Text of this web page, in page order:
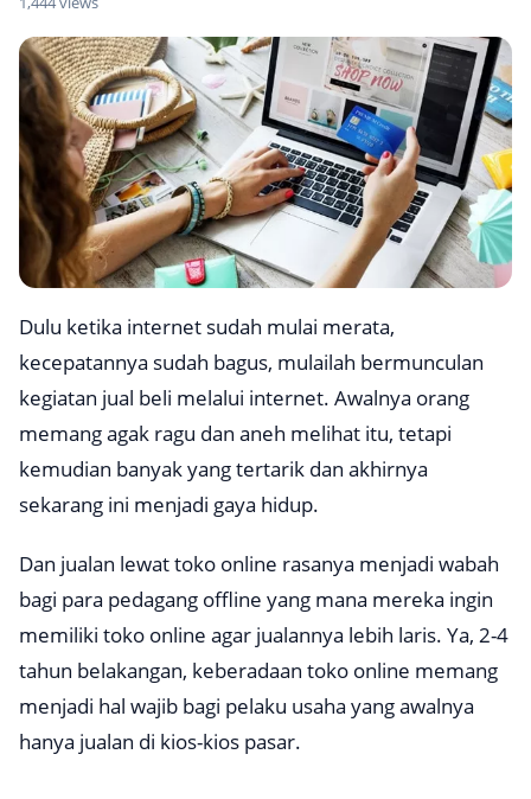
Dulu ketika internet sudah mulai merata,
kecepatannya sudah bagus, mulailah bermunculan
kegiatan jual beli melalui internet. Awalnya orang
memang agak ragu dan aneh melihat itu, tetapi
kemudian banyak yang tertarik dan akhirnya
sekarang ini menjadi gaya hidup.
Dan jualan lewat toko online rasanya menjadi wabah
bagi para pedagang offline yang mana mereka ingin
memiliki toko online agar jualannya lebih laris. Ya, 2-4
tahun belakangan, keberadaan toko online memang
menjadi hal wajib bagi pelaku usaha yang awalnya
hanya jualan di kios-kios pasar.